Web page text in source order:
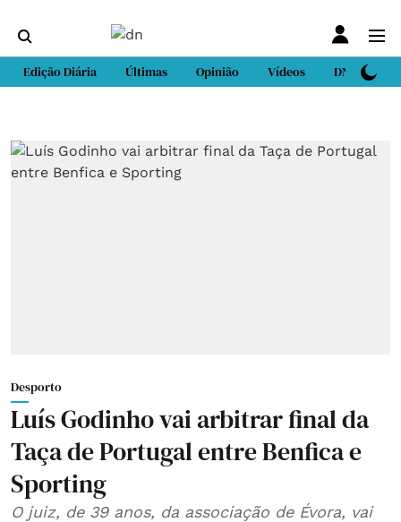
Edição Diária Últimas Opinião Vídeos DN Sport
Desporto
Luís Godinho vai arbitrar final da
Taça de Portugal entre Benfica e
Sporting
O juiz, de 39 anos, da associação de Évora, vai